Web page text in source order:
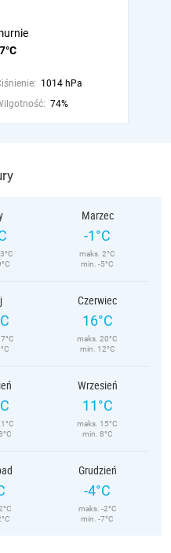
1014 hPa
74%
Marzec
-1°C
maks. 2°C
min. -5°C
Czerwiec
16°C
maks. 20°C
min. 12°C
Wrzesień
11°C
maks. 15°C
min. 8°C
Grudzień
-4°C
maks. -2°C
min. -7°C